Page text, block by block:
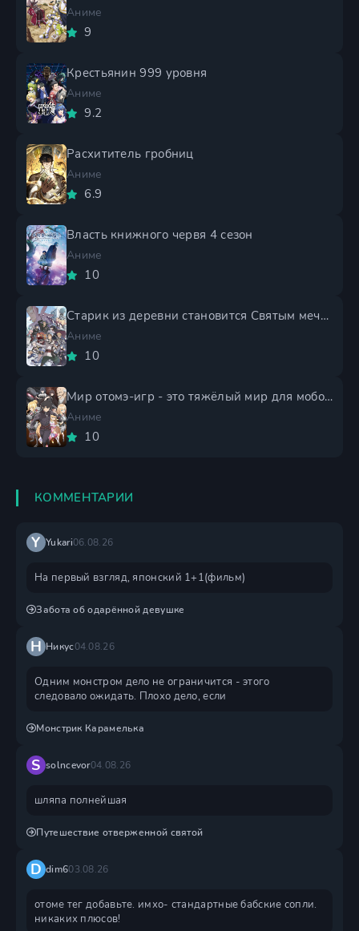
Аниме
9
Крестьянин 999 уровня
Аниме
9.2
Расхититель гробниц
Аниме
6.9
Власть книжного червя 4 сезон
Аниме
10
Старик из деревни становится Святым мечом 2 сезон
Аниме
10
Мир отомэ-игр - это тяжёлый мир для мобов 2 сезон
Аниме
10
КОММЕНТАРИИ
Y Yukari06.08.26
На первый взгляд, японский 1+1(фильм)
Забота об одарённой девушке
Н Никус04.08.26
Одним монстром дело не ограничится - этого
следовало ожидать. Плохо дело, если
Монстрик Карамелька
S solncevor04.08.26
шляпа полнейшая
Путешествие отверженной святой
D dim603.08.26
отоме тег добавьте. имхо- стандартные бабские сопли.
никаких плюсов!